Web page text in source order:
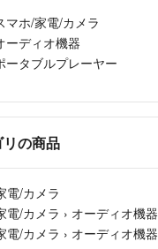
マホ/家電/カメラ
ーディオ機器
ータブルプレーヤー
の商品
電/カメラ
電/カメラ › オーディオ機器
電/カメラ › オーディオ機器